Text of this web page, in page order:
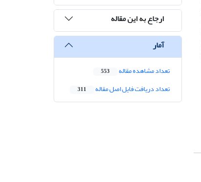
ارجاع به این مقاله
آمار
تعداد مشاهده مقاله 553
تعداد دریافت فایل اصل مقاله 311